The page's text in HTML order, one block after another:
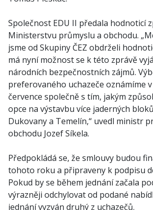
Společnost EDU II předala hodnoticí
Ministerstvu průmyslu a obchodu.
jsme od Skupiny ČEZ obdrželi
má nyní možnost se k této zprávě
národních bezpečnostních zájmů.
preferovaného uchazeče oznámíme
července společně s tím, jakým
opce na výstavbu více jaderných
Dukovany a Temelín,“ uvedl ministr
obchodu Jozef Síkela.
Předpokládá se, že smlouvy budou
tohoto roku a připraveny k podpisu
Pokud by se během jednání začala
výrazněji odchylovat od podané
jednání vyzván druhý z uchazečů.